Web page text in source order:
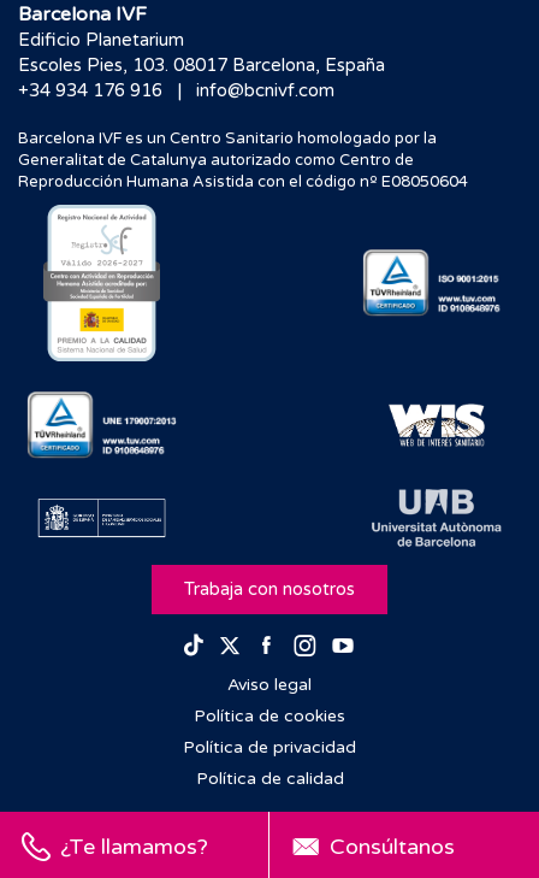
¿Te llamamos? Consúltanos
Barcelona IVF
Edificio Planetarium
Escoles Pies, 103. 08017 Barcelona, España
+34 934 176 916
| info@bcnivf.com
Barcelona IVF es un Centro Sanitario homologado por la
Generalitat de Catalunya autorizado como Centro de
Reproducción Humana Asistida con el código nº E08050604
Trabaja con nosotros
TikTokTwitterFacebook
Instagram
Aviso legal
Política de cookies
Política de privacidad
Política de calidad